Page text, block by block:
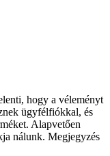
hogy a véleményt
ügyfélfiókkal, és
Alapvetően
nálunk. Megjegyzés